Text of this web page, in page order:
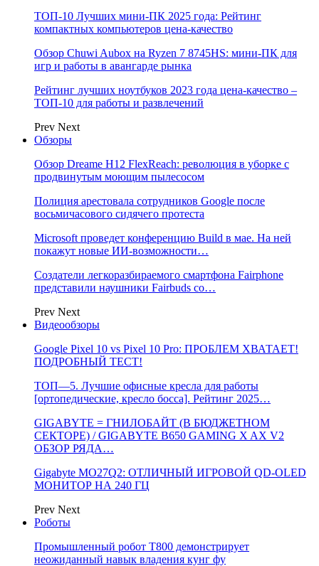
ТОП-10 Лучших мини-ПК 2025 года: Рейтинг
компактных компьютеров цена-качество
Обзор Chuwi Aubox на Ryzen 7 8745HS: мини-ПК для
игр и работы в авангарде рынка
Рейтинг лучших ноутбуков 2023 года цена-качество –
ТОП-10 для работы и развлечений
Prev Next
Обзоры
Обзор Dreame H12 FlexReach: революция в уборке с
продвинутым моющим пылесосом
Полиция арестовала сотрудников Google после
восьмичасового сидячего протеста
Microsoft проведет конференцию Build в мае. На ней
покажут новые ИИ-возможности…
Создатели легкоразбираемого смартфона Fairphone
представили наушники Fairbuds со…
Prev Next
Видеообзоры
Google Pixel 10 vs Pixel 10 Pro: ПРОБЛЕМ ХВАТАЕТ!
ПОДРОБНЫЙ ТЕСТ!
ТОП—5. Лучшие офисные кресла для работы
[ортопедические, кресло босса]. Рейтинг 2025…
GIGABYTE = ГНИЛОБАЙТ (В БЮДЖЕТНОМ
СЕКТОРЕ) / GIGABYTE B650 GAMING X AX V2
ОБЗОР РЯДА…
Gigabyte MO27Q2: ОТЛИЧНЫЙ ИГРОВОЙ QD-OLED
МОНИТОР НА 240 ГЦ
Prev Next
Роботы
Промышленный робот Т800 демонстрирует
неожиданный навык владения кунг фу